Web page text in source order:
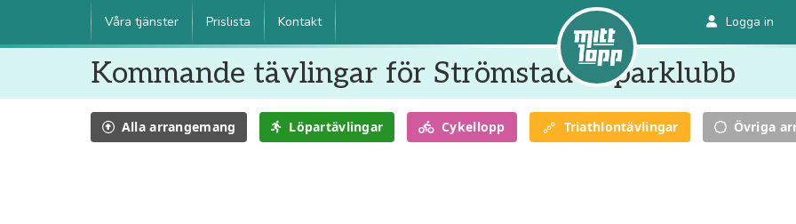
Våra tjänster Prislista Kontakt Logga in
Kommande tävlingar för Strömstad Löparklubb
Alla arrangemang Löpartävlingar Cykellopp Triathlontävlingar Övriga